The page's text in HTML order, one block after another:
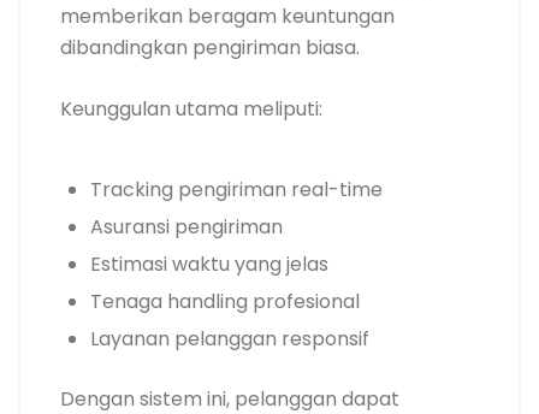
memberikan beragam keuntungan
dibandingkan pengiriman biasa.
Keunggulan utama meliputi:
Tracking pengiriman real-time
Asuransi pengiriman
Estimasi waktu yang jelas
Tenaga handling profesional
Layanan pelanggan responsif
Dengan sistem ini, pelanggan dapat